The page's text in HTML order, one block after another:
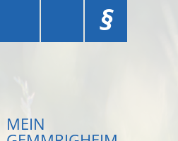
§
MEIN